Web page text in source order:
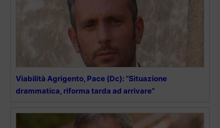
Viabilità Agrigento, Pace (Dc): “Situazione
drammatica, riforma tarda ad arrivare”